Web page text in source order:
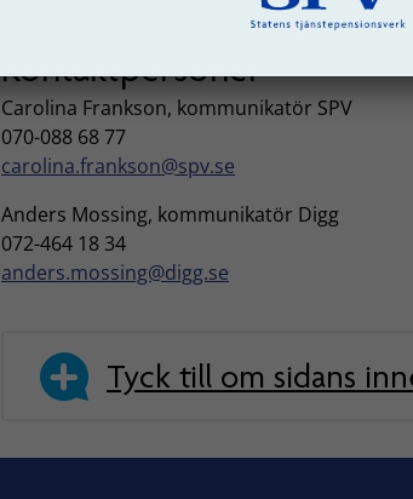
Kontaktpersoner
Carolina Frankson, kommunikatör SPV
070-088 68 77
carolina.frankson@spv.se
Anders Mossing, kommunikatör Digg
072-464 18 34
anders.mossing@digg.se
Tyck till om sidans